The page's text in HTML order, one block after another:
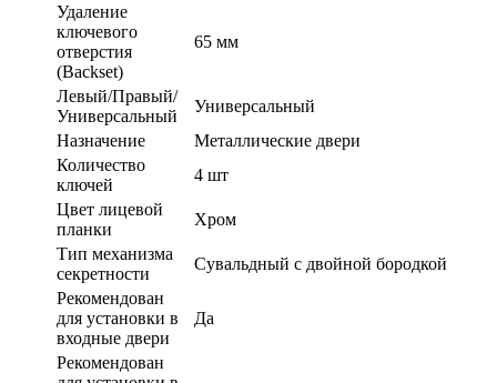
Удаление
ключевого
отверстия
(Backset)
65 мм
Левый/Правый/
Универсальный
Универсальный
Назначение
Металлические двери
Количество
ключей
4 шт
Цвет лицевой
планки
Хром
Тип механизма
секретности
Сувальдный с двойной бородкой
Рекомендован
для установки в
входные двери
Да
Рекомендован